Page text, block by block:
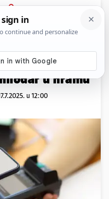
PRIJAVA
Komentari
Preko
u hramu
u 12:00